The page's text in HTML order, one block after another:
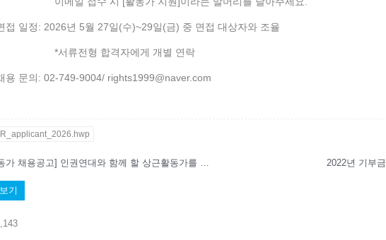
접 일정: 2026년 5월 27일(수)~29일(금) 중 면접 대상자와 조율
류전형 합격자에게 개별 연락
용 문의: 02-749-9004/ rights1999@naver.com
[활동가 채용공고] 인권연대와 함께 할 상근활동가를 모집합니다(1/10 마감) 2022년 기부
기